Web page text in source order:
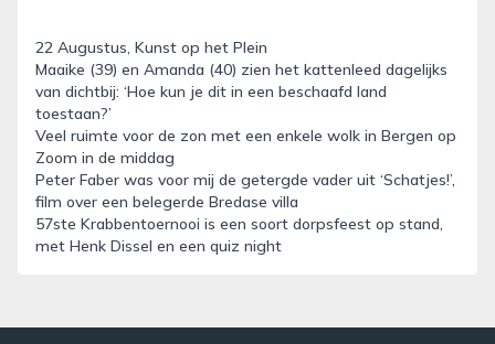
22 Augustus, Kunst op het Plein
Maaike (39) en Amanda (40) zien het kattenleed dagelijks
van dichtbij: ‘Hoe kun je dit in een beschaafd land
toestaan?’
Veel ruimte voor de zon met een enkele wolk in Bergen op
Zoom in de middag
Peter Faber was voor mij de getergde vader uit ‘Schatjes!’,
film over een belegerde Bredase villa
57ste Krabbentoernooi is een soort dorpsfeest op stand,
met Henk Dissel en een quiz night